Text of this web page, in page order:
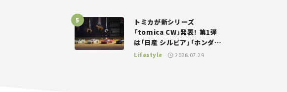
トミカが新シリーズ
「tomica CW」発表！ 第1弾
は「日産 シルビア」「ホンダ
NSX」が登場。世界が注目す
Lifestyle 2026.07.29